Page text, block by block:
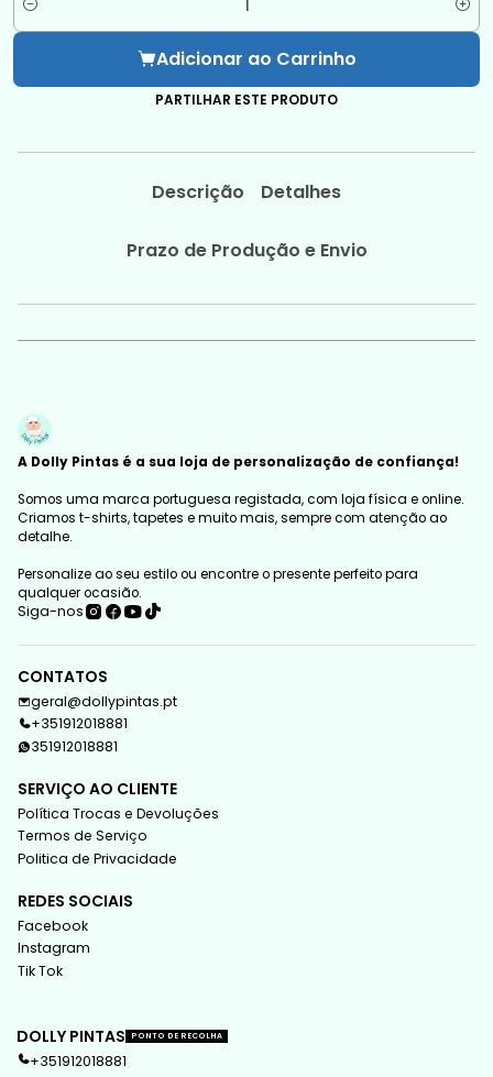
Quantidade
Adicionar ao Carrinho
PARTILHAR ESTE PRODUTO
Descrição Detalhes
Prazo de Produção e Envio
A Dolly Pintas é a sua loja de personalização de confiança!
Somos uma marca portuguesa registada, com loja física e online.
Criamos t-shirts, tapetes e muito mais, sempre com atenção ao
detalhe.
Personalize ao seu estilo ou encontre o presente perfeito para
qualquer ocasião.
Siga-nos
CONTATOS
geral@dollypintas.pt
+351912018881
351912018881
SERVIÇO AO CLIENTE
Política Trocas e Devoluções
Termos de Serviço
Politica de Privacidade
REDES SOCIAIS
Facebook
Instagram
Tik Tok
DOLLY PINTAS PONTO DE RECOLHA
+351912018881